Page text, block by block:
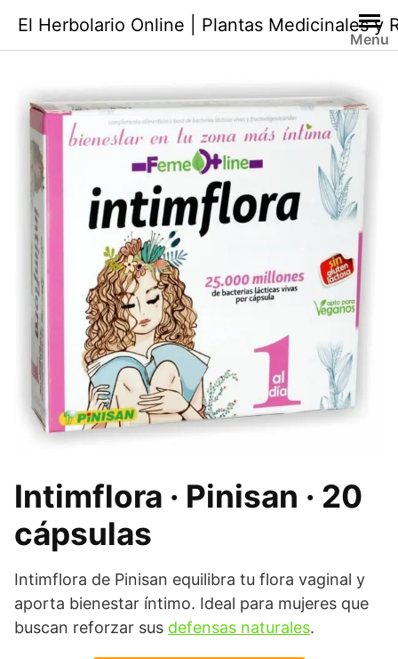
contenido
El Herbolario Online | Plantas Medicinales y
Menu
Intimflora · Pinisan · 20
cápsulas
Intimflora de Pinisan equilibra tu flora vaginal y
aporta bienestar íntimo. Ideal para mujeres que
buscan reforzar sus defensas naturales.